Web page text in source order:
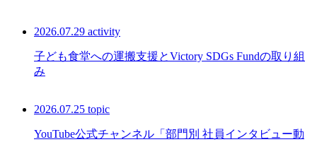
2026.07.29 activity
子ども食堂への運搬支援とVictory SDGs Fundの取り組
み
2026.07.25 topic
YouTube公式チャンネル「部門別 社員インタビュー動